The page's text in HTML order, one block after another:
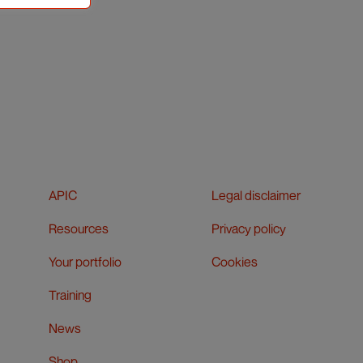
APIC
Resources
Your portfolio
Training
News
Legal disclaimer
Privacy policy
Cookies